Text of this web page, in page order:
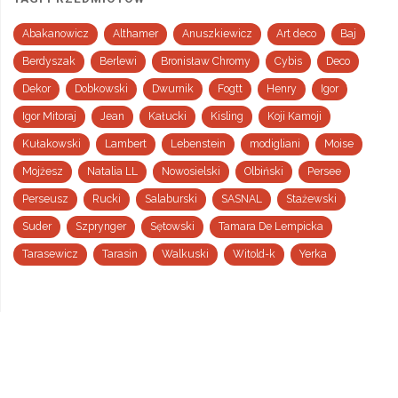
Abakanowicz Althamer Anuszkiewicz Art deco Baj
Berdyszak Berlewi Bronisław Chromy Cybis Deco
Dekor Dobkowski Dwurnik Fogtt Henry Igor
Igor Mitoraj Jean Kałucki Kisling Koji Kamoji
Kułakowski Lambert Lebenstein modigliani Moise
Mojżesz Natalia LL Nowosielski Olbiński Persee
Perseusz Rucki Salaburski SASNAL Stażewski
Suder Szprynger Sętowski Tamara De Lempicka
Tarasewicz Tarasin Walkuski Witold-k Yerka